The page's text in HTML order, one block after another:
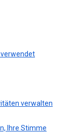
verwendet
verwalten
Ihre Stimme